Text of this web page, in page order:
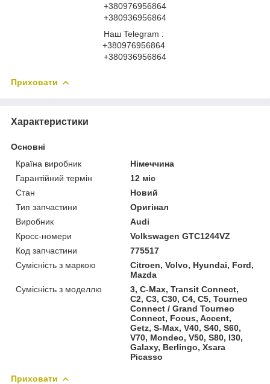
+380976956864
+380936956864
Наш Telegram :
+380976956864
+380936956864
Приховати
Характеристики
Основні
Країна виробник
Німеччина
Гарантійний термін
12 міс
Стан
Новий
Тип запчастини
Оригінал
Виробник
Audi
Кросс-номери
Volkswagen GTC1244VZ
Код запчастини
775517
Сумісність з маркою
Citroen, Volvo, Hyundai, Ford,
Mazda
Сумісність з моделлю
3, C-Max, Transit Connect,
C2, C3, C30, C4, C5, Tourneo
Connect / Grand Tourneo
Connect, Focus, Accent,
Getz, S-Max, V40, S40, S60,
V70, Mondeo, V50, S80, I30,
Galaxy, Berlingo, Xsara
Picasso
Приховати